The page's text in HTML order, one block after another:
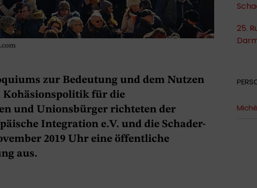
zur Bedeutung und dem Nutzen
Kohäsionspolitik für die
und Unionsbürger richteten der
Integration e.V. und die Schader-
2019 Uhr eine öffentliche
aus.
25.